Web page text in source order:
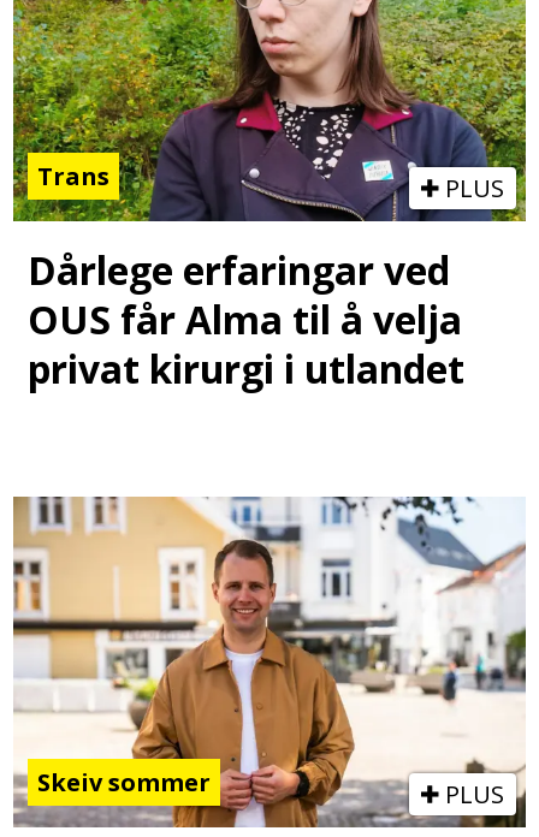
Trans PLUS
Dårlege erfaringar ved
OUS får Alma til å velja
privat kirurgi i utlandet
Skeiv sommer PLUS